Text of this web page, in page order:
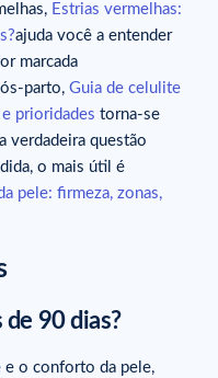
Estrias vermelhas:
ajuda você a entender
marcada
parto, Guia de celulite
prioridades torna-se
verdadeira questão
o mais útil é
pele: firmeza, zonas,
de 90 dias?
e o conforto da pele,